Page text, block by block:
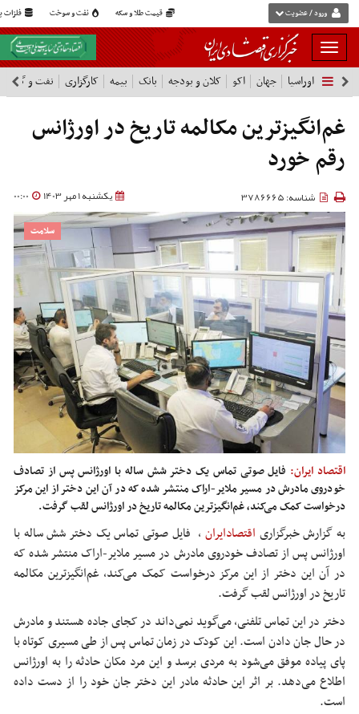
قیمت طلا و سکه نفت و سوخت فلزات ورود / عضویت
بار
و
بسته
نمودن
فهرست
اوراسیا جهان اکو کلان و بودجه بانک بیمه کارگزاری نفت و گاز
غم‌انگیزترین مکالمه تاریخ در اورژانس
رقم خورد
یکشنبه 1 مهر 1403 00:00 شناسه: 3786665
سلامت
اقتصاد ایران: فایل صوتی تماس یک دختر شش ساله با اورژانس پس از تصادف
خودروی مادرش در مسیر ملایر-اراک منتشر شده که در آن این دختر از این مرکز
درخواست کمک می‌کند، غم‌انگیزترین مکالمه تاریخ در اورژانس لقب گرفت.
به گزارش خبرگزاری اقتصادایران ، فایل صوتی تماس یک دختر شش ساله با
اورژانس پس از تصادف خودروی مادرش در مسیر ملایر-اراک منتشر شده که
در آن این دختر از این مرکز درخواست کمک می‌کند، غم‌انگیزترین مکالمه
تاریخ در اورژانس لقب گرفت.
دختر در این تماس تلفنی، می‌گوید نمی‌داند در کجای جاده هستند و مادرش
در حال جان دادن است. این کودک در زمان تماس پس از طی مسیری کوتاه با
پای پیاده موفق می‌شود به مردی برسد و این مرد مکان حادثه را به اورژانس
اطلاع می‌دهد. بر اثر این حادثه مادر این دختر جان خود را از دست داده
است.